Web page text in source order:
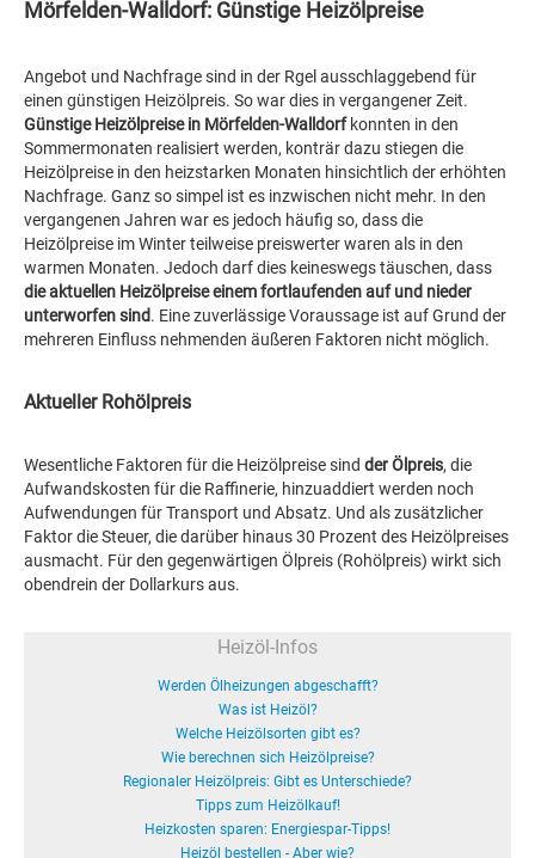
Mörfelden-Walldorf: Günstige Heizölpreise
Angebot und Nachfrage sind in der Rgel ausschlaggebend für
einen günstigen Heizölpreis. So war dies in vergangener Zeit.
Günstige Heizölpreise in Mörfelden-Walldorfkonnten in den
Sommermonaten realisiert werden, konträr dazu stiegen die
Heizölpreise in den heizstarken Monaten hinsichtlich der erhöhten
Nachfrage. Ganz so simpel ist es inzwischen nicht mehr. In den
vergangenen Jahren war es jedoch häufig so, dass die
Heizölpreise im Winter teilweise preiswerter waren als in den
warmen Monaten. Jedoch darf dies keineswegs täuschen, dass
die aktuellen Heizölpreise einem fortlaufenden auf und nieder
unterworfen sind. Eine zuverlässige Voraussage ist auf Grund der
mehreren Einfluss nehmenden äußeren Faktoren nicht möglich.
Aktueller Rohölpreis
Wesentliche Faktoren für die Heizölpreise sind der Ölpreis, die
Aufwandskosten für die Raffinerie, hinzuaddiert werden noch
Aufwendungen für Transport und Absatz. Und als zusätzlicher
Faktor die Steuer, die darüber hinaus 30 Prozent des Heizölpreises
ausmacht. Für den gegenwärtigen Ölpreis (Rohölpreis) wirkt sich
obendrein der Dollarkurs aus.
Heizöl-Infos
Werden Ölheizungen abgeschafft?
Was ist Heizöl?
Welche Heizölsorten gibt es?
Wie berechnen sich Heizölpreise?
Regionaler Heizölpreis: Gibt es Unterschiede?
Tipps zum Heizölkauf!
Heizkosten sparen: Energiespar-Tipps!
Heizöl bestellen - Aber wie?